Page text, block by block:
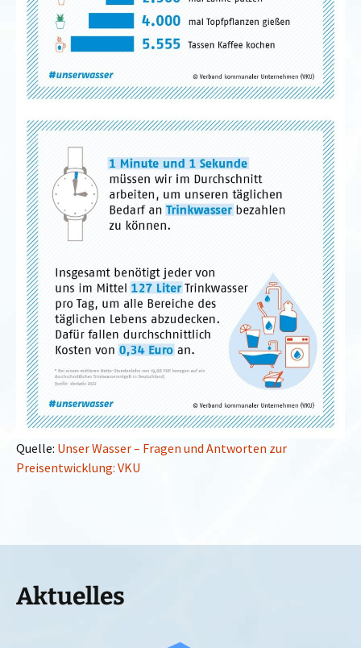
Quelle: Unser Wasser – Fragen und Antworten zur
Preisentwicklung: VKU
Aktuelles